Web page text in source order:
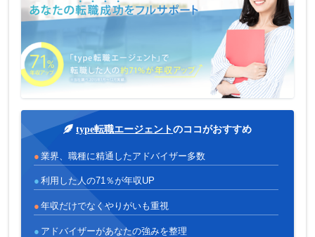
type転職エージェントのココがおすすめ
業界、職種に精通したアドバイザー多数
利用した人の71％が年収UP
年収だけでなくやりがいも重視
アドバイザーがあなたの強みを整理